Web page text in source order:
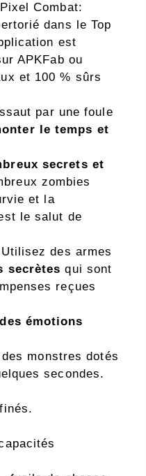
Combat:
dans le Top
est
APKFab ou
et 100 % sûrs
par une foule
le temps et
secrets et
zombies
et la
le salut de
des armes
secrètes qui sont
reçues
émotions
monstres dotés
secondes.